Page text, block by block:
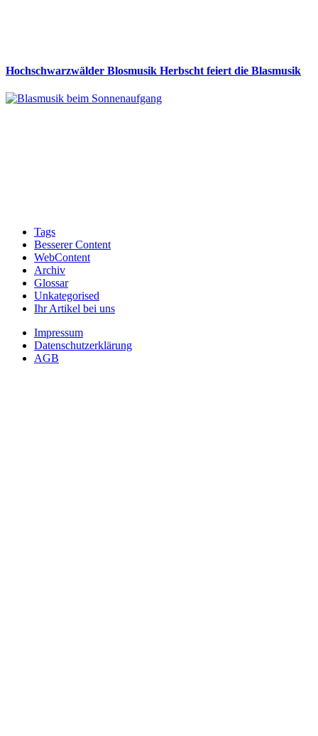
Hochschwarzwälder Blosmusik Herbscht feiert die Blasmusik
Tags
Besserer Content
WebContent
Archiv
Glossar
Unkategorised
Ihr Artikel bei uns
Impressum
Datenschutzerklärung
AGB